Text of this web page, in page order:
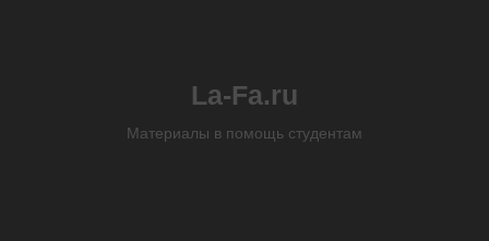
La-Fa.ru
Материалы в помощь студентам